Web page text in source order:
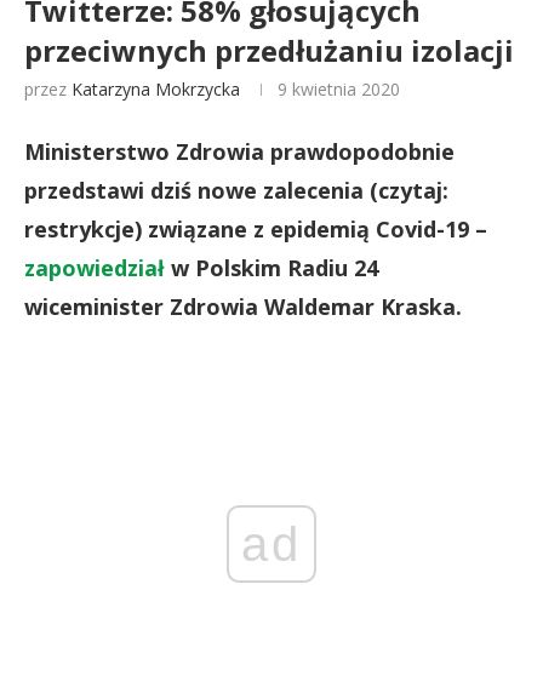
Twitterze: 58% głosujących
przeciwnych przedłużaniu izolacji
przez Katarzyna Mokrzycka 9 kwietnia 2020
Ministerstwo Zdrowia prawdopodobnie
przedstawi dziś nowe zalecenia (czytaj:
restrykcje) związane z epidemią Covid-19 –
zapowiedział w Polskim Radiu 24
wiceminister Zdrowia Waldemar Kraska.
ad